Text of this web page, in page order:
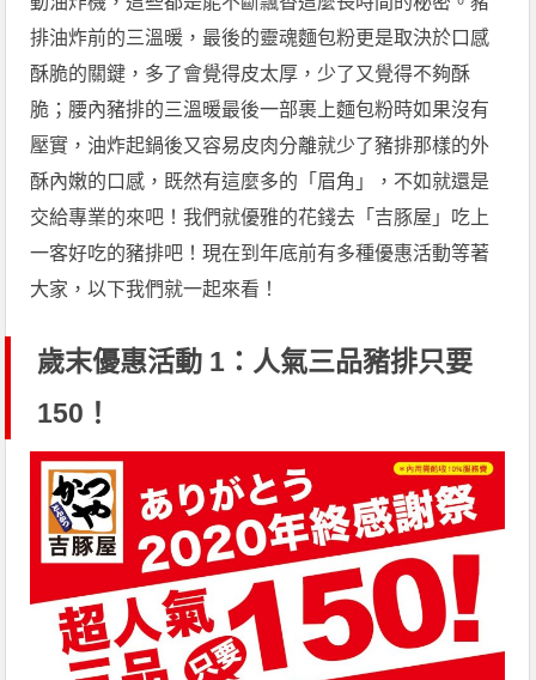
排油炸前的三溫暖，最後的靈魂麵包粉更是取決於口感
酥脆的關鍵，多了會覺得皮太厚，少了又覺得不夠酥
脆；腰內豬排的三溫暖最後一部裹上麵包粉時如果沒有
壓實，油炸起鍋後又容易皮肉分離就少了豬排那樣的外
酥內嫩的口感，既然有這麼多的「眉角」，不如就還是
交給專業的來吧！我們就優雅的花錢去「吉豚屋」吃上
一客好吃的豬排吧！現在到年底前有多種優惠活動等著
大家，以下我們就一起來看！
歲末優惠活動 1：人氣三品豬排只要
150！